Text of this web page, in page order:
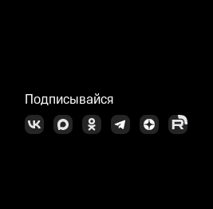
Подписывайся